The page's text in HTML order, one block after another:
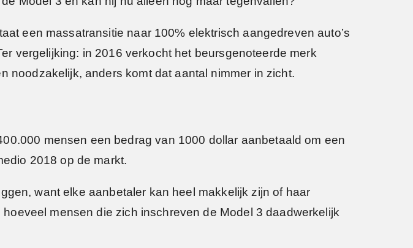
een massatransitie naar 100% elektrisch aangedreven auto’s
vergelijking: in 2016 verkocht het beursgenoteerde merk
noodzakelijk, anders komt dat aantal nimmer in zicht.
mensen een bedrag van 1000 dollar aanbetaald om een
2018 op de markt.
want elke aanbetaler kan heel makkelijk zijn of haar
mensen die zich inschreven de Model 3 daadwerkelijk